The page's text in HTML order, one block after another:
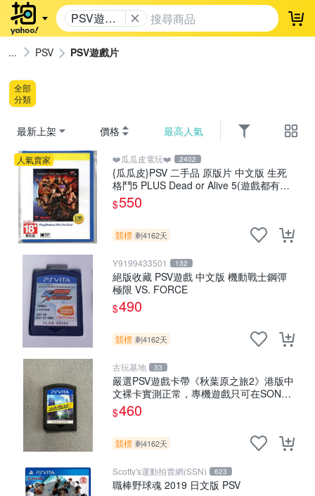
PSV遊戲
片
登
PSV PSV遊戲片
全部
分類
最新上架 價格 最高人氣
人氣賣家 ❤️瓜瓜皮電玩❤️ 2402
{瓜瓜皮}PSV 二手品 原版片 中文版 生死
格鬥5 PLUS Dead or Alive 5(遊戲都有回
收)
$550
競標 剩4162天
Y9199433501 132
絕版收藏 PSV遊戲 中文版 機動戰士鋼彈
極限 VS. FORCE
$490
競標 剩4162天
古玩基地 33
嚴選PSV遊戲卡帶《秋葉原之旅2》港版中
文裸卡實測正常，專機遊戲只可在SONY
PSV上運行 卡帶 psv 港版
$460
競標 剩4162天
Scotty's運動拍賣網(SSN) 623
職棒野球魂 2019 日文版 PSV